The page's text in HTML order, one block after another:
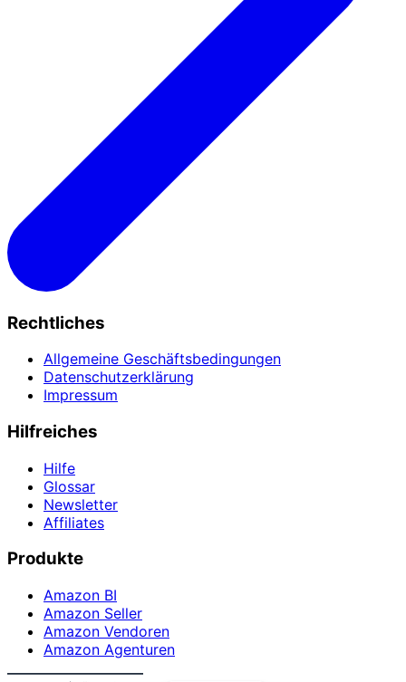
Rechtliches
Allgemeine Geschäftsbedingungen
Datenschutzerklärung
Impressum
Hilfreiches
Hilfe
Glossar
Newsletter
Affiliates
Produkte
Amazon BI
Amazon Seller
Amazon Vendoren
Amazon Agenturen